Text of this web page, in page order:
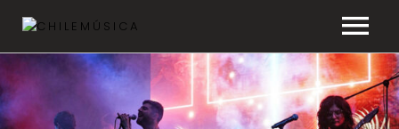
CHILEMÚSICA
NOTICIAS